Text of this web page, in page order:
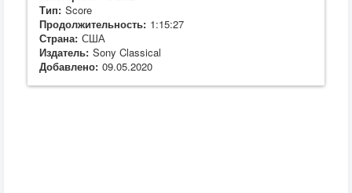
Тип: Score
Продолжительность: 1:15:27
Страна: США
Издатель: Sony Classical
Добавлено: 09.05.2020